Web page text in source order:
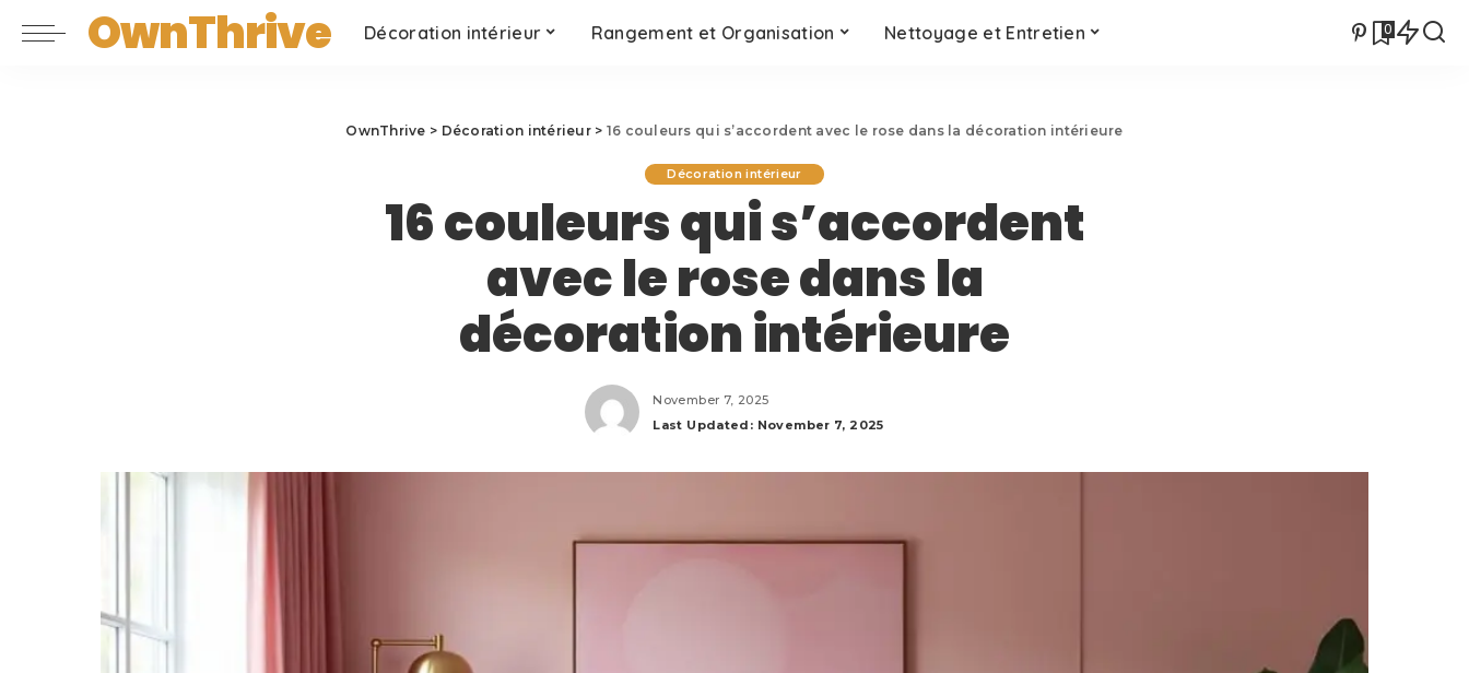
OwnThrive Décoration intérieur Rangement et Organisation Nettoyage et Entretien 0
OwnThrive > Décoration intérieur> 16 couleurs qui s’accordent avec le rose dans la décoration intérieure
Décoration intérieur
16 couleurs qui s’accordent
avec le rose dans la
décoration intérieure
November 7, 2025
Last Updated: November 7, 2025